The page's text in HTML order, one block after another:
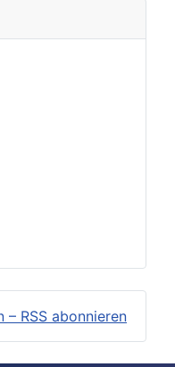
– RSS abonnieren